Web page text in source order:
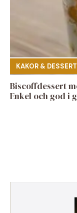
KAKOR &
Biscoffdessert
Enkel och god i